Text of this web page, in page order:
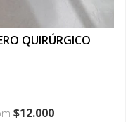
QUIRÚRGICO
$12.000